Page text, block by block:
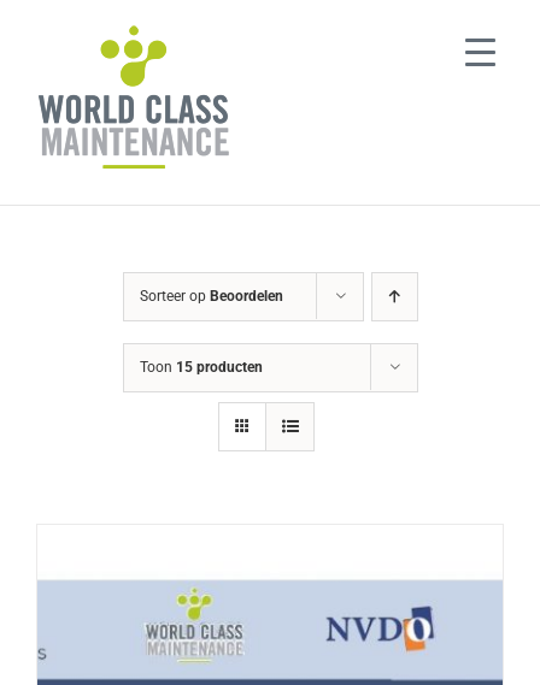
Sorteer op Beoordelen
Toon 15 producten